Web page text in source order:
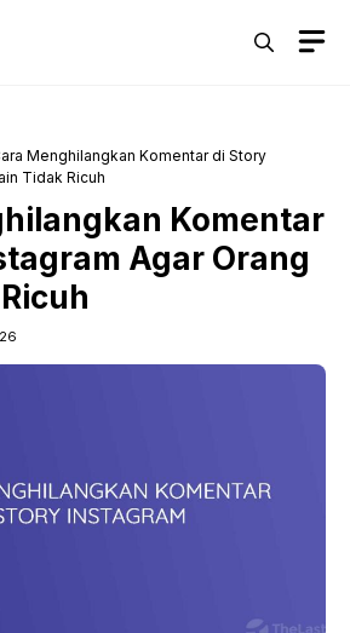
Menghilangkan Komentar di Story
Tidak Ricuh
Komentar
Agar Orang